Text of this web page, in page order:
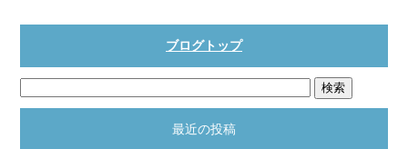
ブログトップ
最近の投稿